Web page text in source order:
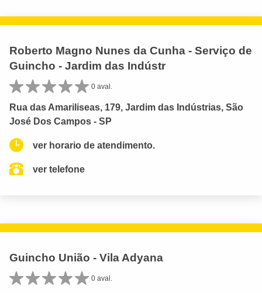
Roberto Magno Nunes da Cunha - Serviço de
Guincho - Jardim das Indústr
0 aval.
Rua das Amariliseas, 179, Jardim das Indústrias, São
José Dos Campos - SP
ver horario de atendimento.
ver telefone
Guincho União - Vila Adyana
0 aval.